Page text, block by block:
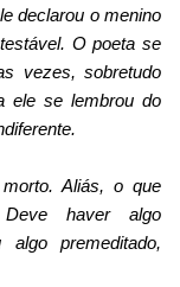
declarou o menino
O poeta se
vezes, sobretudo
ele se lembrou do
Aliás, o que
haver algo
premeditado,